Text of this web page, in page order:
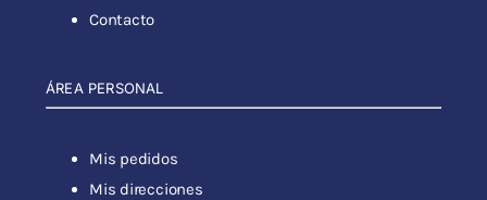
Contacto
ÁREA PERSONAL
Mis pedidos
Mis direcciones